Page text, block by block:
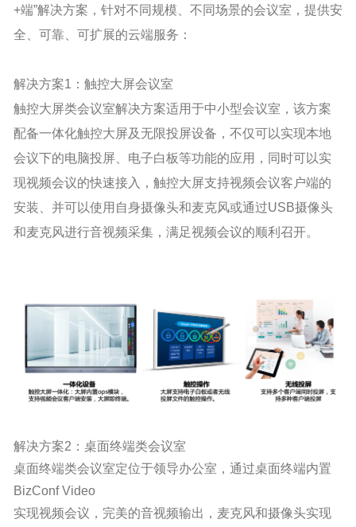
+端”解决方案，针对不同规模、不同场景的会议室，提供安
全、可靠、可扩展的云端服务：
解决方案1：触控大屏会议室
触控大屏类会议室解决方案适用于中小型会议室，该方案
配备一体化触控大屏及无限投屏设备，不仅可以实现本地
会议下的电脑投屏、电子白板等功能的应用，同时可以实
现视频会议的快速接入，触控大屏支持视频会议客户端的
安装、并可以使用自身摄像头和麦克风或通过USB摄像头
和麦克风进行音视频采集，满足视频会议的顺利召开。
解决方案2：桌面终端类会议室
桌面终端类会议室定位于领导办公室，通过桌面终端内置
BizConf Video
实现视频会议，完美的音视频输出，麦克风和摄像头实现